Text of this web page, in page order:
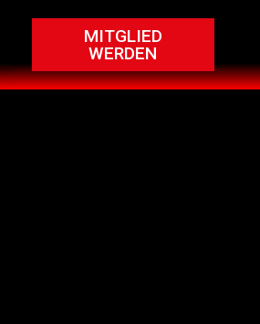
MITGLIED
WERDEN